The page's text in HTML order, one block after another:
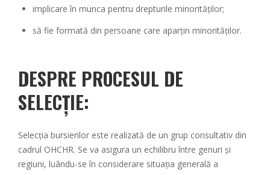
implicare în munca pentru drepturile minorităților;
să fie formată din persoane care aparțin minorităților.
DESPRE PROCESUL DE
SELECȚIE:
Selecția bursierilor este realizată de un grup consultativ din
cadrul OHCHR. Se va asigura un echilibru între genuri și
regiuni, luându-se în considerare situația generală a